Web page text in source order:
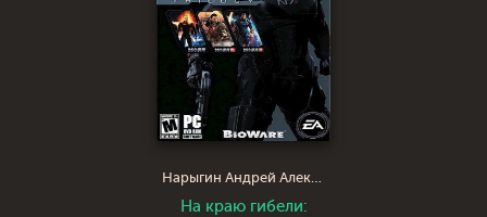
Нарыгин Андрей Александрович
На краю гибели: